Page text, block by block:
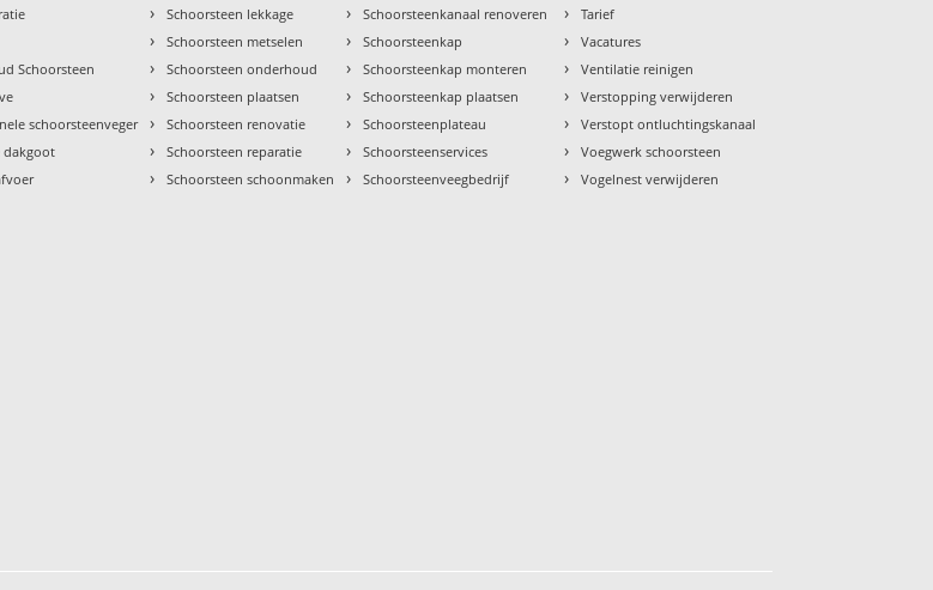
Schoorsteen
schoorsteenveger
dakgoot
› Schoorsteen lekkage
› Schoorsteen metselen
› Schoorsteen onderhoud
› Schoorsteen plaatsen
› Schoorsteen renovatie
› Schoorsteen reparatie
› Schoorsteen schoonmaken
› Schoorsteenkanaal renoveren
› Schoorsteenkap
› Schoorsteenkap monteren
› Schoorsteenkap plaatsen
› Schoorsteenplateau
› Schoorsteenservices
› Schoorsteenveegbedrijf
› Tarief
› Vacatures
› Ventilatie reinigen
› Verstopping verwijderen
› Verstopt ontluchtingskanaal
› Voegwerk schoorsteen
› Vogelnest verwijderen